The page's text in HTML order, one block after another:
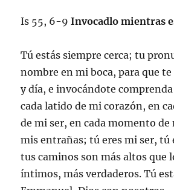
Is 55, 6-9Invocadlo mientras
Tú estás siempre cerca; tu
nombre en mi boca, para que
y día, e invocándote comprenda
cada latido de mi corazón, en
de mi ser, en cada momento
mis entrañas; tú eres mi ser, tú
tus caminos son más altos que
íntimos, más verdaderos. Tú